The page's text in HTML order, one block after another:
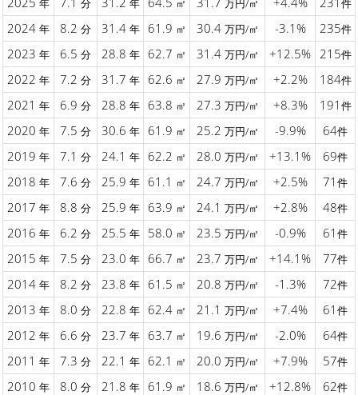
年 分 年 ㎡ 万円/㎡ 件
2024 年 8.2 分 31.4 年 61.9 ㎡ 30.4 万円/㎡ -3.1% 235件
2023 年 6.5 分 28.8 年 62.7 ㎡ 31.4 万円/㎡ +12.5% 215件
2022 年 7.2 分 31.7 年 62.6 ㎡ 27.9 万円/㎡ +2.2% 184件
2021 年 6.9 分 28.8 年 63.8 ㎡ 27.3 万円/㎡ +8.3% 191 件
2020 年 7.5 分 30.6 年 61.9 ㎡ 25.2 万円/㎡ -9.9% 64件
2019 年 7.1 分 24.1 年 62.2 ㎡ 28.0 万円/㎡ +13.1% 69件
2018 年 7.6 分 25.9 年 61.1 ㎡ 24.7 万円/㎡ +2.5% 71 件
2017 年 8.8 分 25.9 年 63.9 ㎡ 24.1 万円/㎡ +2.8% 48件
2016 年 6.2 分 25.5 年 58.0 ㎡ 23.5 万円/㎡ -0.9% 61 件
2015 年 7.5 分 23.0 年 66.7 ㎡ 23.7 万円/㎡ +14.1% 77件
2014 年 8.2 分 23.8 年 61.5 ㎡ 20.8 万円/㎡ -1.3% 72件
2013 年 8.0 分 22.8 年 62.4 ㎡ 21.1 万円/㎡ +7.4% 61 件
2012 年 6.6 分 23.7 年 63.7 ㎡ 19.6 万円/㎡ -2.0% 64件
2011 年 7.3 分 22.1 年 62.1 ㎡ 20.0 万円/㎡ +7.9% 57件
2010 年 8.0 分 21.8 年 61.9 ㎡ 18.6 万円/㎡ +12.8% 62件